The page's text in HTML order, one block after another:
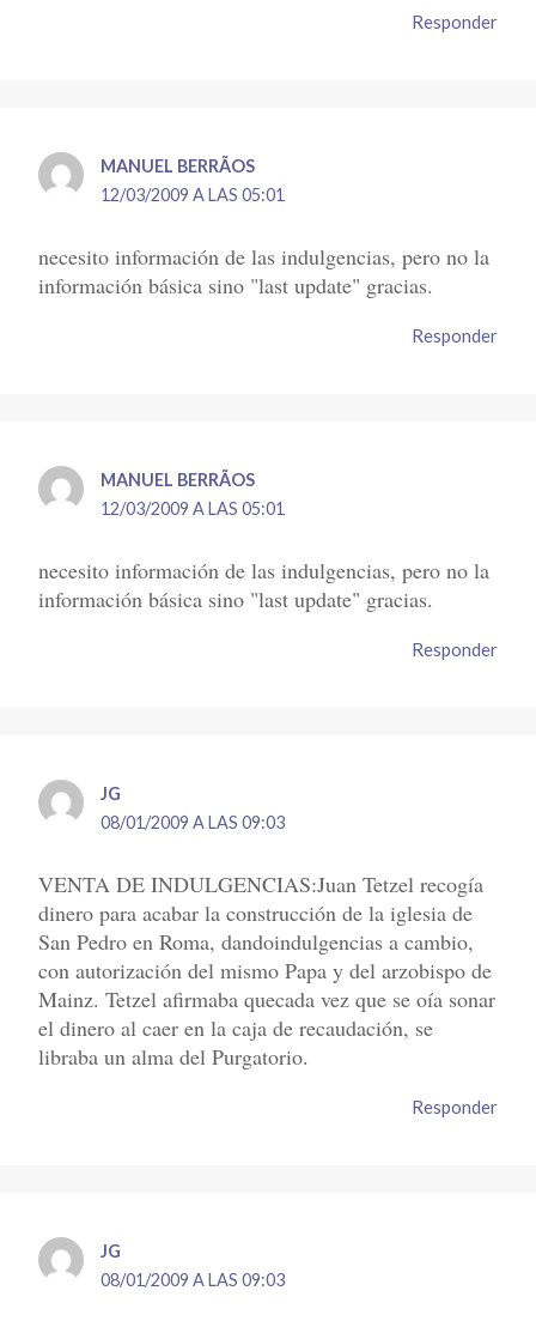
Responder
MANUEL BERRÃ­OS
12/03/2009 A LAS 05:01
necesito información de las indulgencias, pero no la
información básica sino "last update" gracias.
Responder
MANUEL BERRÃ­OS
12/03/2009 A LAS 05:01
necesito información de las indulgencias, pero no la
información básica sino "last update" gracias.
Responder
JG
08/01/2009 A LAS 09:03
VENTA DE INDULGENCIAS:Juan Tetzel recogía
dinero para acabar la construcción de la iglesia de
San Pedro en Roma, dandoindulgencias a cambio,
con autorización del mismo Papa y del arzobispo de
Mainz. Tetzel afirmaba quecada vez que se oía sonar
el dinero al caer en la caja de recaudación, se
libraba un alma del Purgatorio.
Responder
JG
08/01/2009 A LAS 09:03